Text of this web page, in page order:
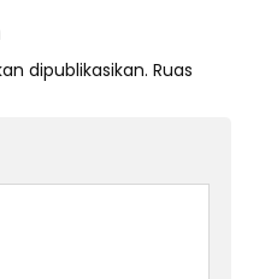
dipublikasikan. Ruas